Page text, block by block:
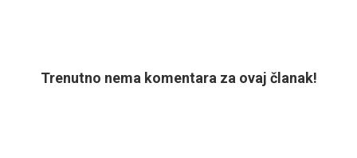
Trenutno nema komentara za ovaj članak!